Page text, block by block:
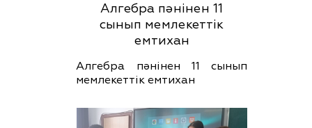
Алгебра пәнінен 11
сынып мемлекеттік
емтихан
Алгебра пәнінен 11 сынып
мемлекеттік емтихан